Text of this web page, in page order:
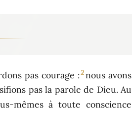
pas courage :2nous avons
pas la parole de Dieu. Au
mêmes à toute conscience